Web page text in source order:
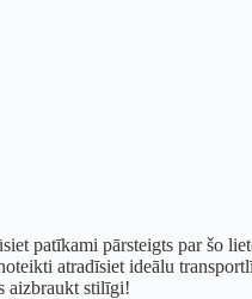
patīkami pārsteigts par šo
atradīsiet ideālu
aizbraukt stilīgi!